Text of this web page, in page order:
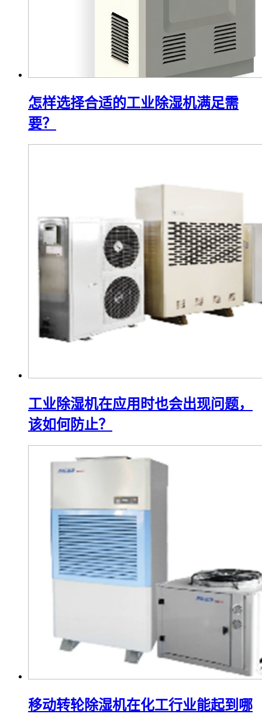
怎样选择合适的工业除湿机满足需
要？
工业除湿机在应用时也会出现问题，
该如何防止？
移动转轮除湿机在化工行业能起到哪